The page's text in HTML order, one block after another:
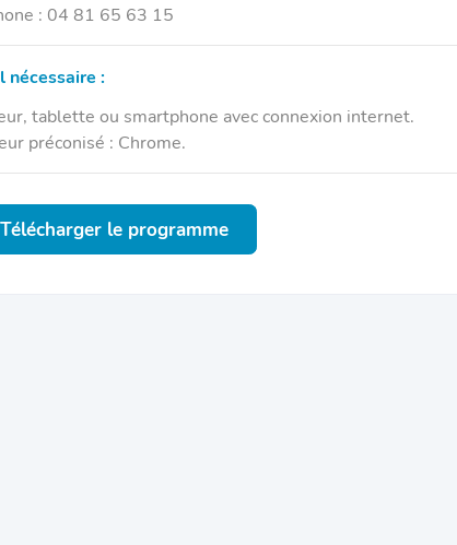
: 04 81 65 63 15
nécessaire :
tablette ou smartphone avec connexion internet.
préconisé : Chrome.
Télécharger le programme